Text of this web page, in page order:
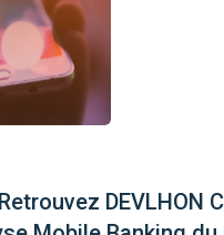
DEVLHON